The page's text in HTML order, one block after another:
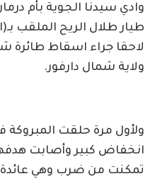
وادي سيدنا الجوية بأم
طيار طلال الريح الملقب
لاحقا جراء اسقاط طائرة
ولاية شمال دارفور.
ولأول مرة حلقت
انخفاض كبير وأصابت
تمكنت من ضرب وهي عائدة